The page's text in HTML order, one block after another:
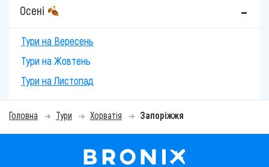
Осені
Тури на Вересень
Тури на Жовтень
Тури на Листопад
Головна Тури Хорватія Запоріжжя